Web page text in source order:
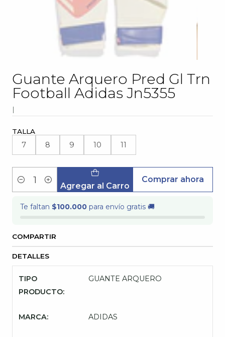
Guante Arquero Pred Gl Trn
Football Adidas Jn5355
|
TALLA
7 8 9 10 11
Cantidad Agregar al Carro
Comprar ahora
Te faltan $100.000 para envío gratis 🚚
COMPARTIR
DETALLES
TIPO
PRODUCTO:
GUANTE ARQUERO
MARCA: ADIDAS